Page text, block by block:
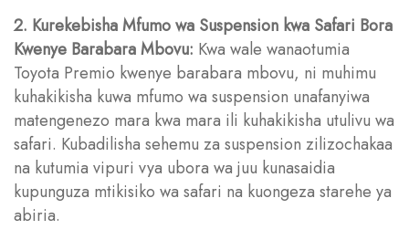
2. Kurekebisha Mfumo wa Suspension kwa Safari Bora
Kwenye Barabara Mbovu: Kwa wale wanaotumia
Toyota Premio kwenye barabara mbovu, ni muhimu
kuhakikisha kuwa mfumo wa suspension unafanyiwa
matengenezo mara kwa mara ili kuhakikisha utulivu wa
safari. Kubadilisha sehemu za suspension zilizochakaa
na kutumia vipuri vya ubora wa juu kunasaidia
kupunguza mtikisiko wa safari na kuongeza starehe ya
abiria.